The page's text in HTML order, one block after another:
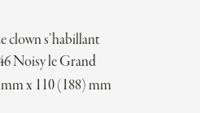
s’habillant
Noisy le Grand
x 110 (188) mm